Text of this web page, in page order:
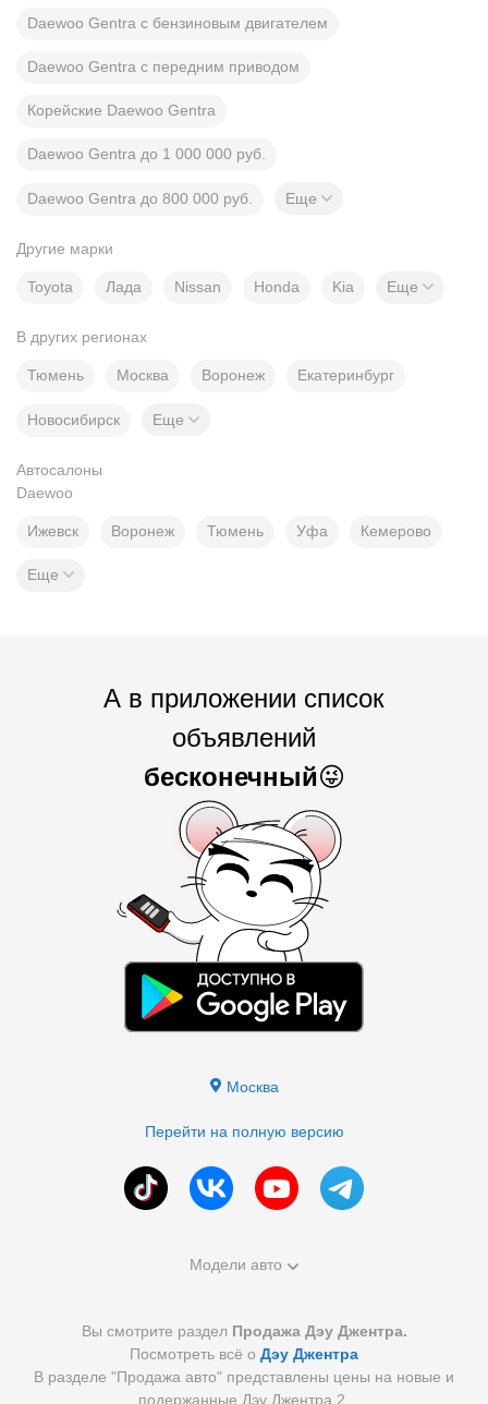
Daewoo Gentra с бензиновым двигателем
Daewoo Gentra с передним приводом
Корейские Daewoo Gentra
Daewoo Gentra до 1 000 000 руб.
Daewoo Gentra до 800 000 руб. Еще
Другие марки
Toyota Лада Nissan Honda Kia Еще
В других регионах
Тюмень Москва Воронеж Екатеринбург
Новосибирск Еще
Автосалоны
Daewoo
Ижевск Воронеж Тюмень Уфа Кемерово
Еще
А в приложении список
объявлений
бесконечный😜
Москва
Перейти на полную версию
Модели авто
Вы смотрите раздел Продажа Дэу Джентра.
Посмотреть всё о Дэу Джентра
В разделе "Продажа авто" представлены цены на новые и
подержанные Дэу Джентра 2.